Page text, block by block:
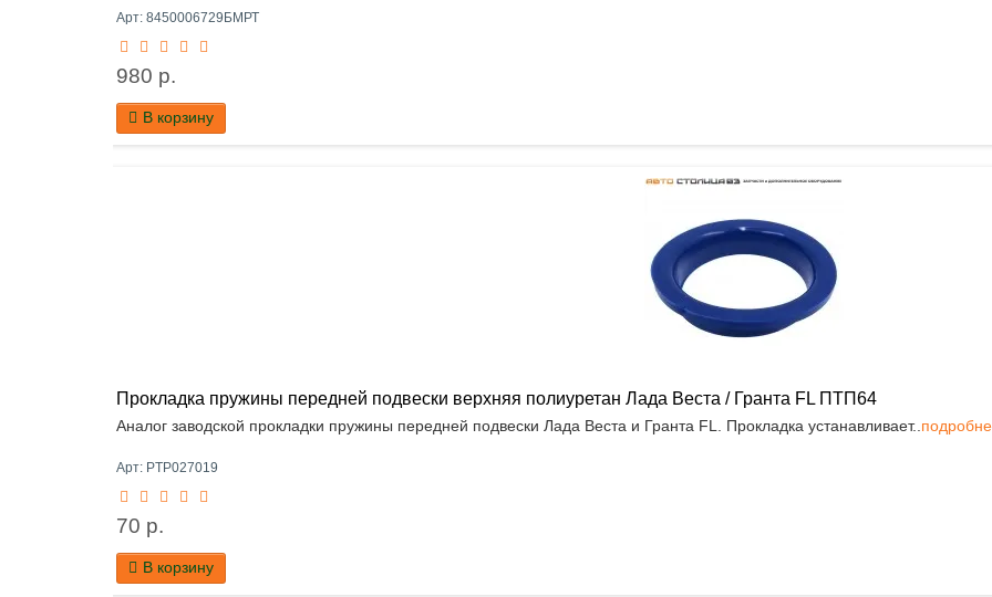
Арт: 8450006729БМРТ
980 р.
В корзину
Прокладка пружины передней подвески верхняя полиуретан Лада Веста / Гранта FL ПТП64
Аналог заводской прокладки пружины передней подвески Лада Веста и Гранта FL. Прокладка устанавливает..
Арт: PTP027019
70 р.
В корзину